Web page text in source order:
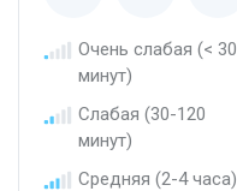
Очень слабая (< 30
минут)
Слабая (30-120
минут)
Средняя (2-4 часа)